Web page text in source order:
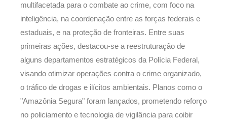
multifacetada para o combate ao crime, com foco na
inteligência, na coordenação entre as forças federais e
estaduais, e na proteção de fronteiras. Entre suas
primeiras ações, destacou-se a reestruturação de
alguns departamentos estratégicos da Polícia Federal,
visando otimizar operações contra o crime organizado,
o tráfico de drogas e ilícitos ambientais. Planos como o
"Amazônia Segura" foram lançados, prometendo reforço
no policiamento e tecnologia de vigilância para coibir